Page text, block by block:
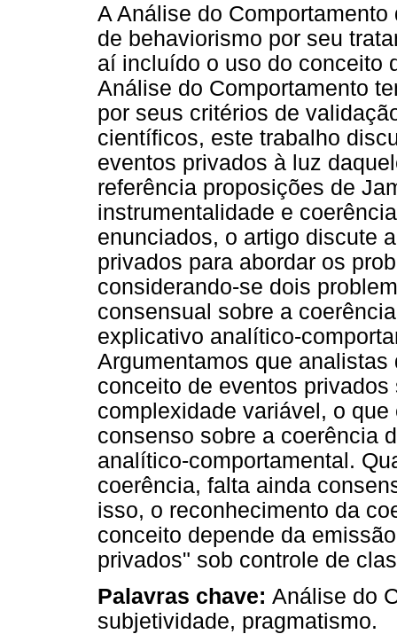
A Análise do
de behaviorismo por seu
aí incluído o uso do conceito
Análise do Comportamento
por seus critérios de
científicos, este trabalho
eventos privados à luz
referência proposições de
instrumentalidade e
enunciados, o artigo discute
privados para abordar os
considerando-se dois
consensual sobre a
explicativo analítico-
Argumentamos que
conceito de eventos
complexidade variável, o
consenso sobre a coerência
analítico-comportamental.
coerência, falta ainda
isso, o reconhecimento da
conceito depende da
privados" sob controle de
Palavras chave: Análise do
subjetividade, pragmatismo.